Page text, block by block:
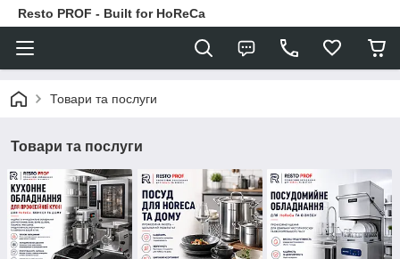
Resto PROF - Built for HoReCa
Товари та послуги
Товари та послуги